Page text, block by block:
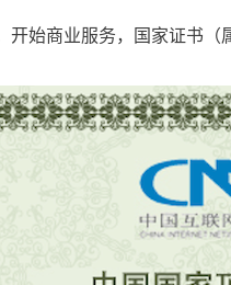
始商业服务，国家证书（